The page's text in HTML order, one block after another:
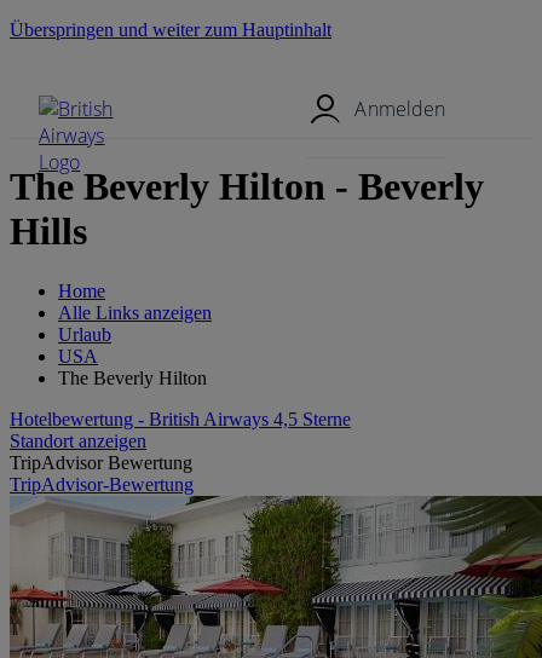
Überspringen und weiter zum Hauptinhalt
Anmelden
The Beverly Hilton - Beverly
Hills
Home
Alle Links anzeigen
Urlaub
USA
The Beverly Hilton
Hotelbewertung - British Airways 4,5 Sterne
Standort anzeigen
TripAdvisor Bewertung
TripAdvisor-Bewertung